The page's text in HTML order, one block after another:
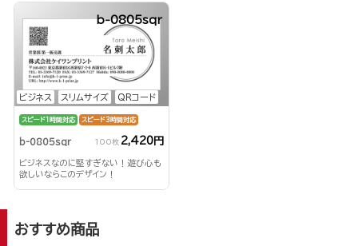
ビジネス スリムサイズ QRコード
b-0805sqr
スピード1時間対応 スピード3時間対応
b-0805sqr 100枚 2,420円
ビジネスなのに堅すぎない！遊び心も
欲しいならこのデザイン！
おすすめ商品